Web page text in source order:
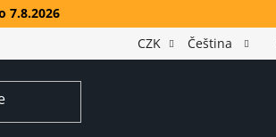
7.8.2026
CZK Čeština